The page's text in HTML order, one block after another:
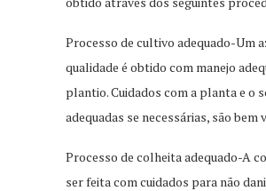
Processo de cultivo adequado-Um
qualidade é obtido com manejo
plantio. Cuidados com a planta e o
adequadas se necessárias, são bem
Processo de colheita adequado-A
ser feita com cuidados para não